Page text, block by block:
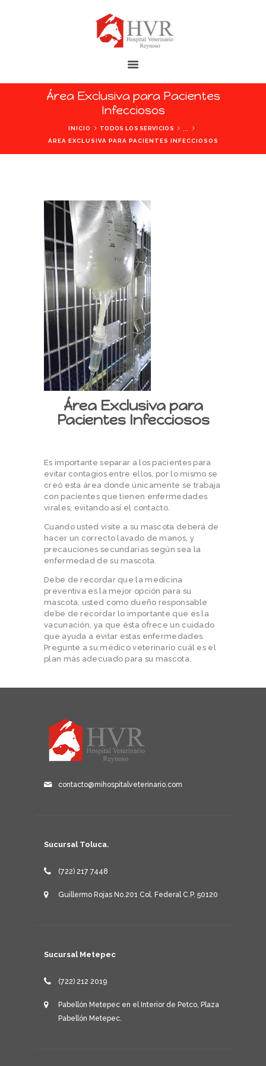
Área Exclusiva para Pacientes
Infecciosos
INICIO TODOS LOS SERVICIOS
ÁREA EXCLUSIVA PARA PACIENTES INFECCIOSOS
HOSPITAL VETERINARIO REYNOSO
NOSOTROS
INSTALACIONES
BLOG
AYUDA
Área Exclusiva para
Pacientes Infecciosos
Es importante separar a los pacientes para
evitar contagios entre ellos, por lo mismo se
creó esta área donde únicamente se trabaja
con pacientes que tienen enfermedades
virales, evitando así el contacto.
Cuando usted visite a su mascota deberá de
hacer un correcto lavado de manos, y
precauciones secundarias según sea la
enfermedad de su mascota.
Debe de recordar que la medicina
preventiva es la mejor opción para su
mascota, usted como dueño responsable
debe de recordar lo importante que es la
vacunación, ya que ésta ofrece un cuidado
que ayuda a evitar estas enfermedades.
Pregunte a su médico veterinario cuál es el
plan más adecuado para su mascota.
contacto@mihospitalveterinario.com
Sucursal Toluca.
(722) 217 7448
Guillermo Rojas No.201 Col. Federal C.P. 50120
Sucursal Metepec
(722) 212 2019
Pabellón Metepec en el Interior de Petco, Plaza
Pabellón Metepec.